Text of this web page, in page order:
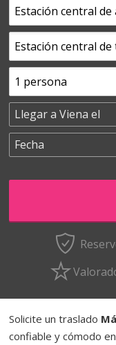
Solicite un traslado
confiable y cómodo